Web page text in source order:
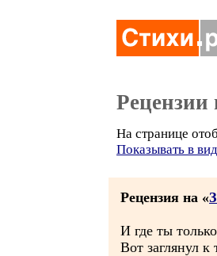
Рецензии
На странице
Показывать в
Рецензия на «
И где ты
Вот заглянул